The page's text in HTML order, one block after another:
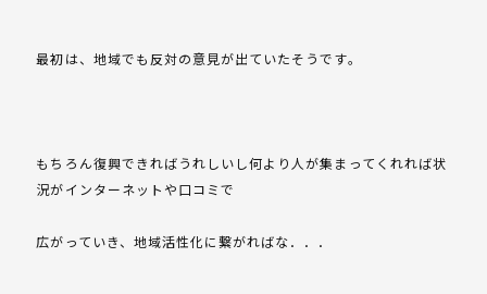
最初は、地域でも反対の意見が出ていたそうです。
もちろん復興できればうれしいし何より人が集まってくれれば状
況がインターネットや口コミで
広がっていき、地域活性化に繋がればな．．．